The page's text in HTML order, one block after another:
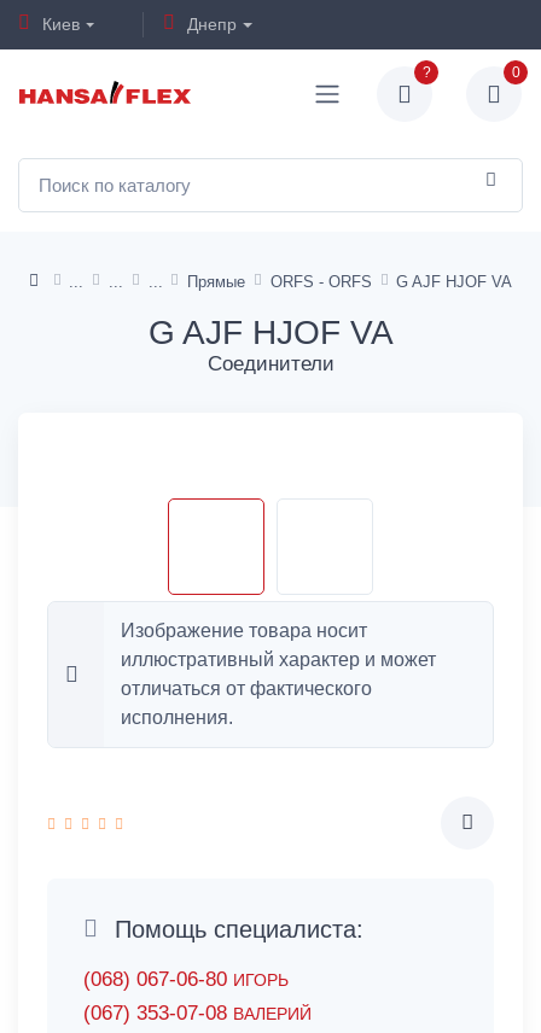
Киев Днепр
? 0
Прямые ORFS - ORFS G AJF HJOF VA
G AJF HJOF VA
Соединители
Изображение товара носит
иллюстративный характер и может
отличаться от фактического
исполнения.
Помощь специалиста:
(068) 067-06-80 ИГОРЬ
(067) 353-07-08 ВАЛЕРИЙ